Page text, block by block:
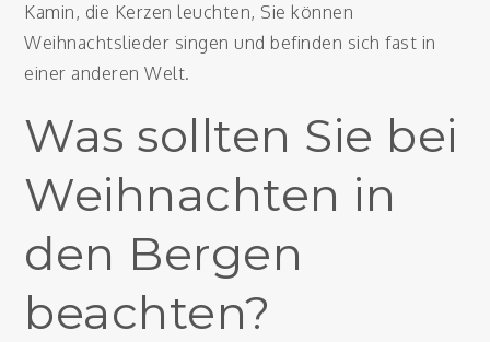
Kamin, die Kerzen leuchten, Sie können
Weihnachtslieder singen und befinden sich fast in
einer anderen Welt.
Was sollten Sie bei
Weihnachten in
den Bergen
beachten?